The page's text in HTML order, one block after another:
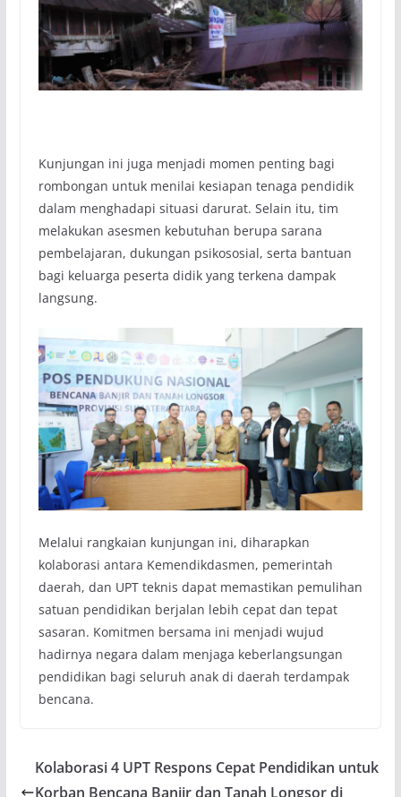
Kunjungan ini juga menjadi momen penting bagi
rombongan untuk menilai kesiapan tenaga pendidik
dalam menghadapi situasi darurat. Selain itu, tim
melakukan asesmen kebutuhan berupa sarana
pembelajaran, dukungan psikososial, serta bantuan
bagi keluarga peserta didik yang terkena dampak
langsung.
Melalui rangkaian kunjungan ini, diharapkan
kolaborasi antara Kemendikdasmen, pemerintah
daerah, dan UPT teknis dapat memastikan pemulihan
satuan pendidikan berjalan lebih cepat dan tepat
sasaran. Komitmen bersama ini menjadi wujud
hadirnya negara dalam menjaga keberlangsungan
pendidikan bagi seluruh anak di daerah terdampak
bencana.
Kolaborasi 4 UPT Respons Cepat Pendidikan untuk
Korban Bencana Banjir dan Tanah Longsor di